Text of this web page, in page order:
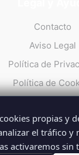
Contacto
Aviso Legal
Política de
Política de
· La web no
propias y
el tráfico y
activaremos sin